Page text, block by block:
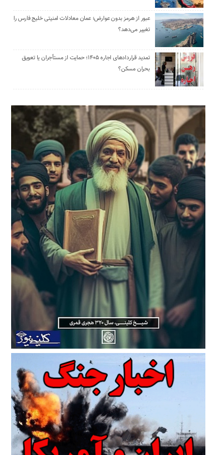
عبور از هرمز بدون عوارض؛ عمان معادلات امنیتی خلیج فارس را
تغییر می‌دهد؟
تمدید قراردادهای اجاره ۱۴۰۵؛ حمایت از مستأجران یا تعویق
بحران مسکن؟